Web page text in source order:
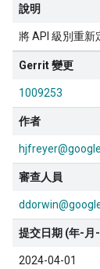
說明
將 API 級別重新
Gerrit 變更
1009253
作者
審查人員
提交日期 (年-月
2024-04-01